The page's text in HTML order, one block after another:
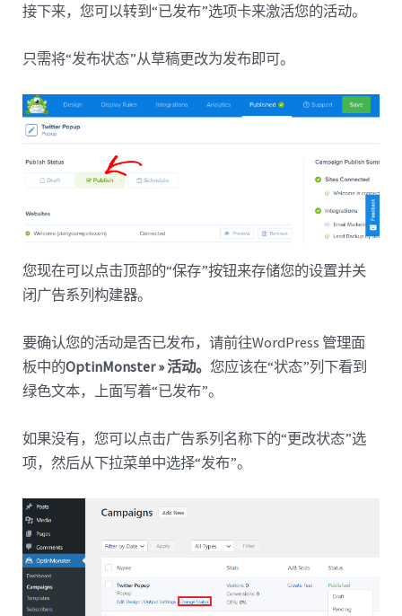
接下来，您可以转到“已发布”选项卡来激活您的活动。
只需将“发布状态”从草稿更改为发布即可。
您现在可以点击顶部的“保存”按钮来存储您的设置并关
闭广告系列构建器。
要确认您的活动是否已发布，请前往WordPress 管理面
板中的OptinMonster » 活动。您应该在“状态”列下看到
绿色文本，上面写着“已发布”。
如果没有，您可以点击广告系列名称下的“更改状态”选
项，然后从下拉菜单中选择“发布”。